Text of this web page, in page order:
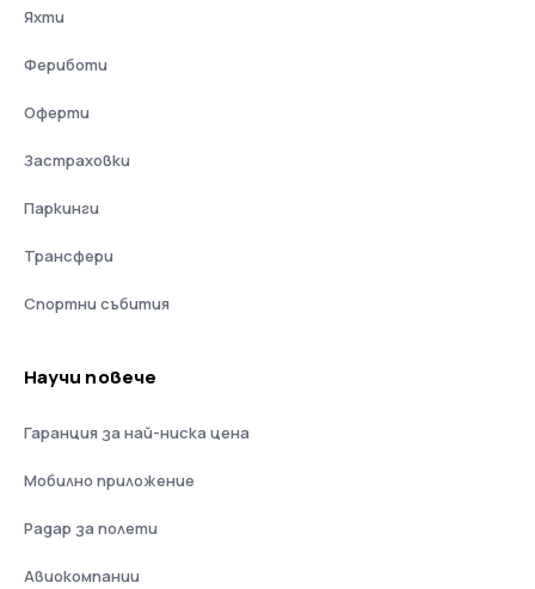
Яхти
Фериботи
Оферти
Застраховки
Паркинги
Трансфери
Спортни събития
Научи повече
Гаранция за най-ниска цена
Мобилно приложение
Радар за полети
Авиокомпании